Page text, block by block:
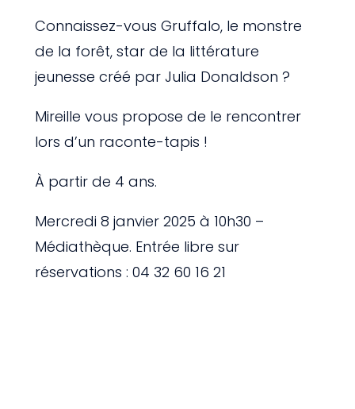
Connaissez-vous Gruffalo, le monstre
de la forêt, star de la littérature
jeunesse créé par Julia Donaldson ?
Mireille vous propose de le rencontrer
lors d’un raconte-tapis !
À partir de 4 ans.
Mercredi 8 janvier 2025 à 10h30 –
Médiathèque. Entrée libre sur
réservations : 04 32 60 16 21